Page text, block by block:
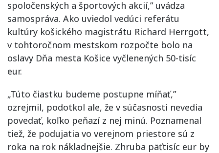
spoločenských a športových akcií,” uvádza
samospráva. Ako uviedol vedúci referátu
kultúry košického magistrátu Richard Herrgott,
v tohtoročnom mestskom rozpočte bolo na
oslavy Dňa mesta Košice vyčlenených 50-tisíc
eur.
„Túto čiastku budeme postupne míňať,”
ozrejmil, podotkol ale, že v súčasnosti nevedia
povedať, koľko peňazí z nej minú. Poznamenal
tiež, že podujatia vo verejnom priestore sú z
roka na rok nákladnejšie. Zhruba päťtisíc eur by